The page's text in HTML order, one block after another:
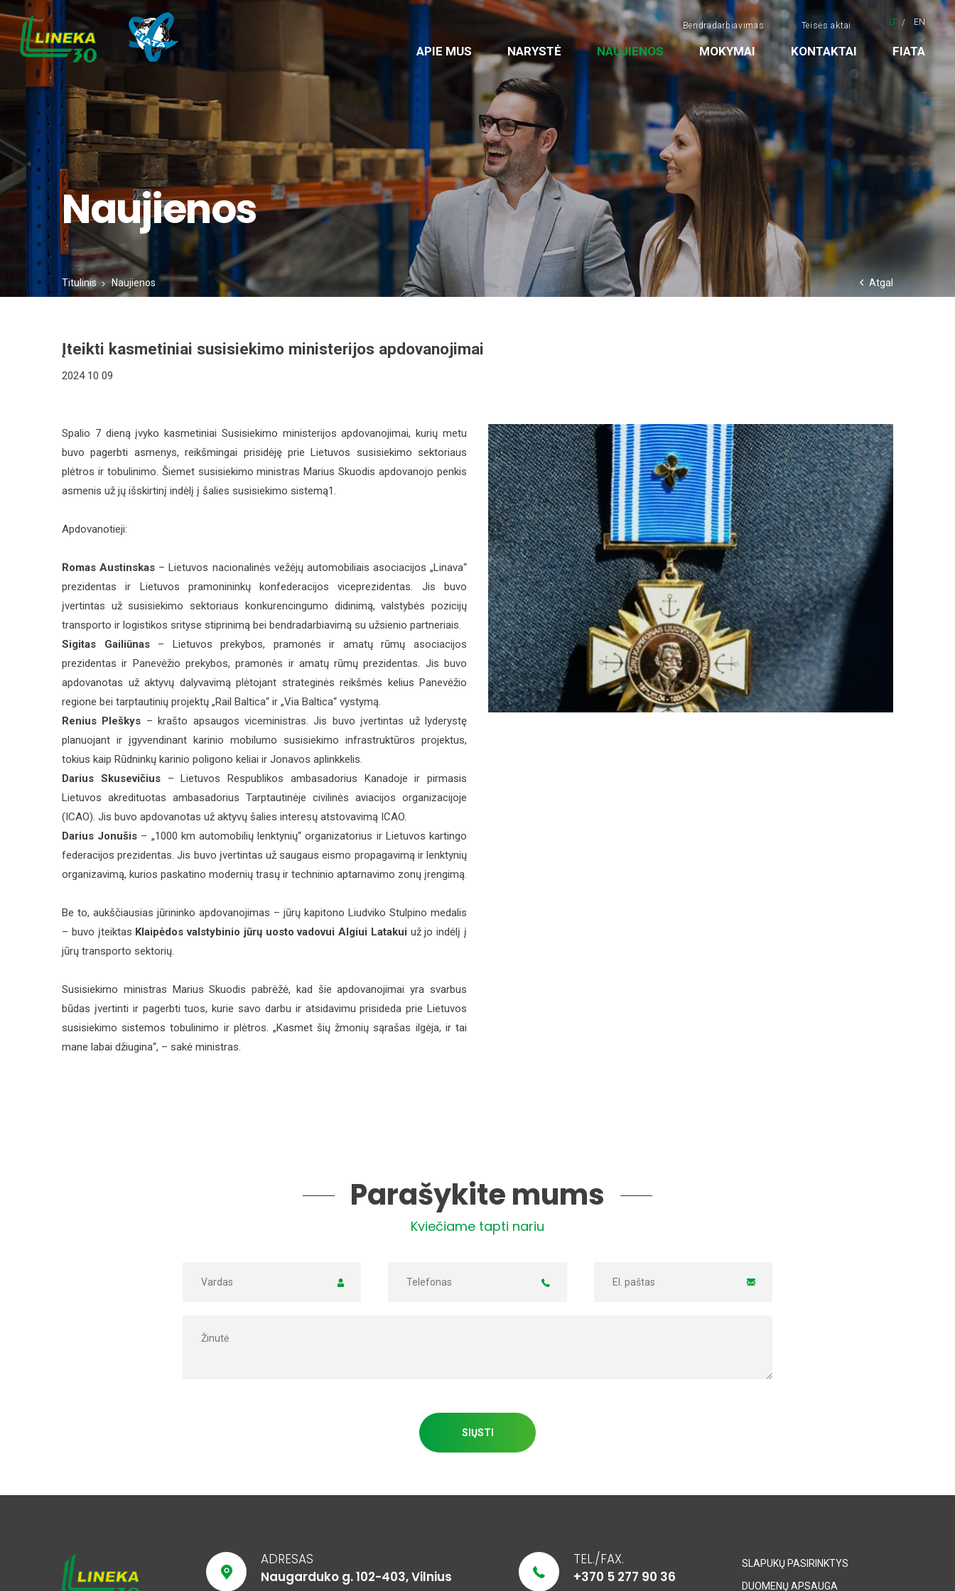
Bendradarbiavimas Teisės aktai LT EN
APIE MUS NARYSTĖ NAUJIENOS MOKYMAI KONTAKTAI FIATA
Naujienos
Titulinis Naujienos Atgal
Įteikti kasmetiniai susisiekimo ministerijos apdovanojimai
2024 10 09
Spalio 7 dieną įvyko kasmetiniai Susisiekimo ministerijos apdovanojimai, kurių metu
buvo pagerbti asmenys, reikšmingai prisidėję prie Lietuvos susisiekimo sektoriaus
plėtros ir tobulinimo. Šiemet susisiekimo ministras Marius Skuodis apdovanojo penkis
asmenis už jų išskirtinį indėlį į šalies susisiekimo sistemą1.
Apdovanotieji:
Romas Austinskas – Lietuvos nacionalinės vežėjų automobiliais asociacijos „Linava“
prezidentas ir Lietuvos pramonininkų konfederacijos viceprezidentas. Jis buvo
įvertintas už susisiekimo sektoriaus konkurencingumo didinimą, valstybės pozicijų
transporto ir logistikos srityse stiprinimą bei bendradarbiavimą su užsienio partneriais.
Sigitas Gailiūnas– Lietuvos prekybos, pramonės ir amatų rūmų asociacijos
prezidentas ir Panevėžio prekybos, pramonės ir amatų rūmų prezidentas. Jis buvo
apdovanotas už aktyvų dalyvavimą plėtojant strateginės reikšmės kelius Panevėžio
regione bei tarptautinių projektų „Rail Baltica“ ir „Via Baltica“ vystymą.
Renius Pleškys – krašto apsaugos viceministras. Jis buvo įvertintas už lyderystę
planuojant ir įgyvendinant karinio mobilumo susisiekimo infrastruktūros projektus,
tokius kaip Rūdninkų karinio poligono keliai ir Jonavos aplinkkelis.
Darius Skusevičius– Lietuvos Respublikos ambasadorius Kanadoje ir pirmasis
Lietuvos akredituotas ambasadorius Tarptautinėje civilinės aviacijos organizacijoje
(ICAO). Jis buvo apdovanotas už aktyvų šalies interesų atstovavimą ICAO.
Darius Jonušis – „1000 km automobilių lenktynių“ organizatorius ir Lietuvos kartingo
federacijos prezidentas. Jis buvo įvertintas už saugaus eismo propagavimą ir lenktynių
organizavimą, kurios paskatino modernių trasų ir techninio aptarnavimo zonų įrengimą.
Be to, aukščiausias jūrininko apdovanojimas – jūrų kapitono Liudviko Stulpino medalis
– buvo įteiktas Klaipėdos valstybinio jūrų uosto vadovui Algiui Latakui už jo indėlį į
jūrų transporto sektorių.
Susisiekimo ministras Marius Skuodis pabrėžė, kad šie apdovanojimai yra svarbus
būdas įvertinti ir pagerbti tuos, kurie savo darbu ir atsidavimu prisideda prie Lietuvos
susisiekimo sistemos tobulinimo ir plėtros. „Kasmet šių žmonių sąrašas ilgėja, ir tai
mane labai džiugina“, – sakė ministras.
Parašykite mums
Kviečiame tapti nariu
SIŲSTI
ADRESAS
Naugarduko g. 102-403, Vilnius
TEL./FAX.
+370 5 277 90 36
SLAPUKŲ PASIRINKTYS
DUOMENŲ APSAUGA